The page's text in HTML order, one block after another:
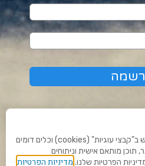
ומדיניות פרטיות
לידיעתכם, באתר זה נעשה שימוש ב"קבצי עוגיות" (cookies) וכלים דומים
תוכן מותאם אישית וניתוחים
הפרטיות שלנו. מדיניות הפרטיות